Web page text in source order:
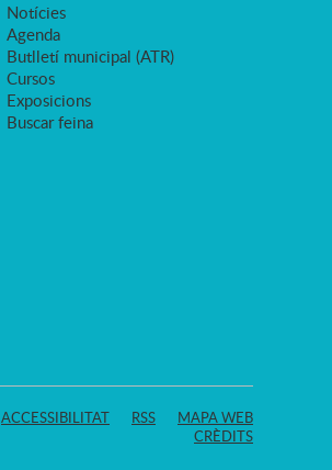
Notícies
Agenda
Butlletí municipal (ATR)
Cursos
Exposicions
Buscar feina
ACCESSIBILITAT RSS
MAPA WEB
CRÈDITS